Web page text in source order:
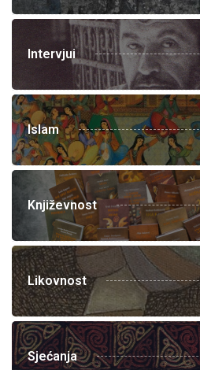
Intervjui
Islam
Književnost
Likovnost
Sjećanja